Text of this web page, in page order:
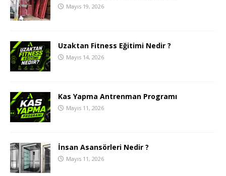
Mayıs 19, 2026
Uzaktan Fitness Eğitimi Nedir ?
Mayıs 14, 2026
Kas Yapma Antrenman Programı
Mayıs 11, 2026
İnsan Asansörleri Nedir ?
Mayıs 11, 2026